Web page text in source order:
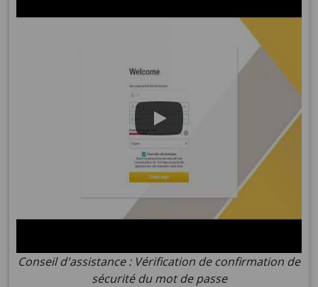
Conseil d'assistance : Vérification de confirmation de
sécurité du mot de passe